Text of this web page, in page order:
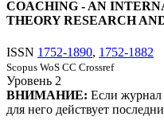
COACHING - AN
THEORY RESEARCH
ISSN 1752-1890, 1752-1882
Scopus WoS CC Crossref
Уровень 2
ВНИМАНИЕ: Если журнал
для него действует